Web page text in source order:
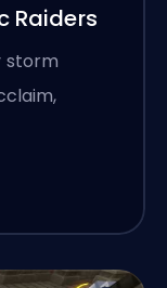
Raiders
storm